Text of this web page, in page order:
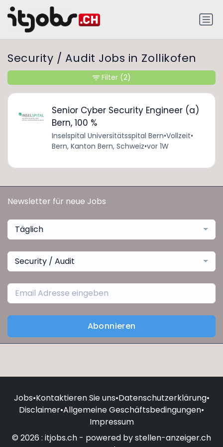
Security / Audit Jobs in Zollikofen
Senior Cyber Security Engineer (a)
Bern, 100 %
Inselspital Universitätsspital Bern•Vollzeit•
Bern, Kanton Bern, Schweiz•vor 1W
Filter (2)
Newsletter für neue Jobs
Täglich
Security / Audit
Abonnieren
Jobs•Kontaktieren Sie uns•Datenschutzerklärung•
Disclaimer•Allgemeine Geschäftsbedingungen•
Impressum
© 2026 : itjobs.ch - powered by stellen-anzeiger.ch